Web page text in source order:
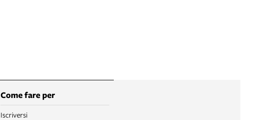
Come fare per
Iscriversi